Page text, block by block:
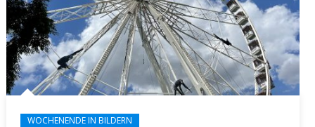
WOCHENENDE IN BILDERN